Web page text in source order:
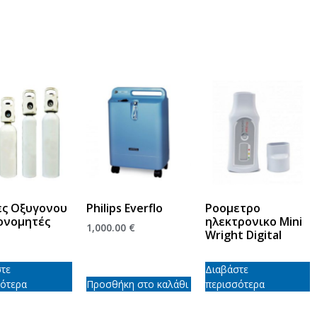
Οξυγονου
Philips Everflo
1,000.00 €
Προσθήκη στο καλάθι
Ροομετρο
ηλεκτρονικο Mini
Wright Digital
Διαβάστε
περισσότερα